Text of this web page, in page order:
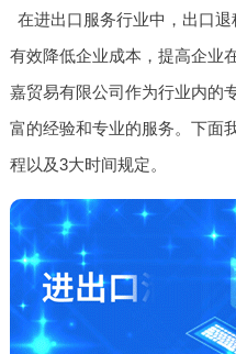
在进出口服务行业中，出口
有效降低企业成本，提高企业
嘉贸易有限公司作为行业内的
富的经验和专业的服务。下面
程以及3大时间规定。